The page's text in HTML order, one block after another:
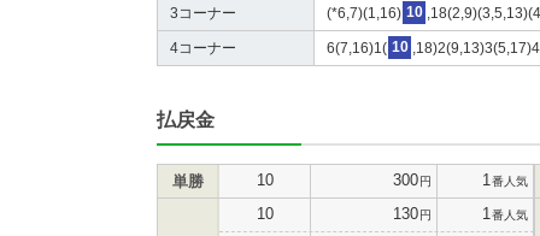
3コーナー (*6,7)(1,16) 10
4コーナー 6(7,16)1( 10
払戻金
単勝 10 300円 1 番人気
10 130円 1 番人気